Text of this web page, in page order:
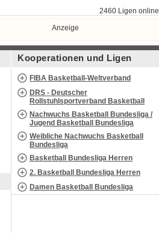
2460 Ligen online
Anzeige
Kooperationen und Ligen
FIBA Basketball-Weltverband
DRS - Deutscher
Rollstuhlsportverband Basketball
Nachwuchs Basketball Bundesliga /
Jugend Basketball Bundesliga
Weibliche Nachwuchs Basketball
Bundesliga
Basketball Bundesliga Herren
2. Basketball Bundesliga Herren
Damen Basketball Bundesliga